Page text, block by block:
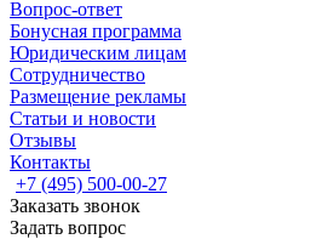
Вопрос-ответ
Бонусная программа
Юридическим лицам
Сотрудничество
Размещение рекламы
Статьи и новости
Отзывы
Контакты
+7 (495) 500-00-27
Заказать звонок
Задать вопрос